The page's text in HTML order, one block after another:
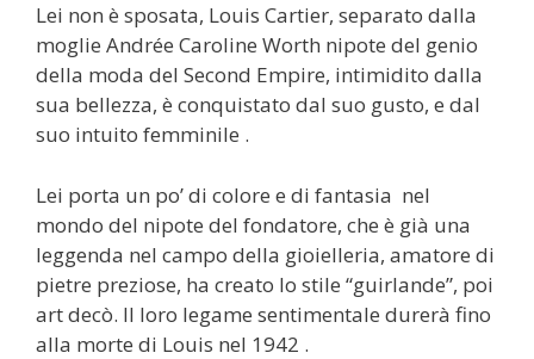
Lei non è sposata, Louis Cartier, separato dalla
moglie Andrée Caroline Worth nipote del genio
della moda del Second Empire, intimidito dalla
sua bellezza, è conquistato dal suo gusto, e dal
suo intuito femminile .
Lei porta un po’ di colore e di fantasia nel
mondo del nipote del fondatore, che è già una
leggenda nel campo della gioielleria, amatore di
pietre preziose, ha creato lo stile “guirlande”, poi
art decò. Il loro legame sentimentale durerà fino
alla morte di Louis nel 1942 .